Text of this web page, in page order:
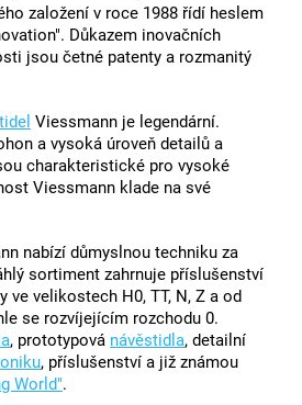
založení v roce 1988 řídí heslem
Důkazem inovačních
jsou četné patenty a rozmanitý
Viessmann je legendární.
a vysoká úroveň detailů a
charakteristické pro vysoké
Viessmann klade na své
nabízí důmyslnou techniku za
sortiment zahrnuje příslušenství
ve velikostech H0, TT, N, Z a od
se rozvíjejícím rozchodu 0.
, prototypová návěstidla, detailní
, příslušenství a již známou
World".